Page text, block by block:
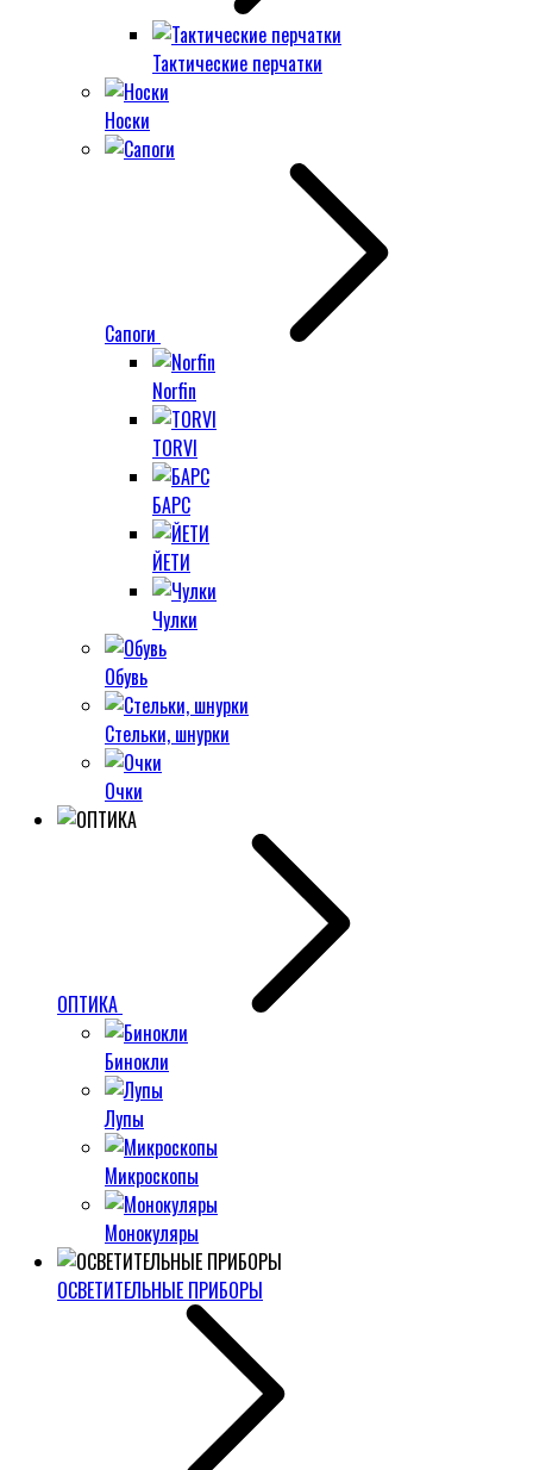
Тактические перчатки
Носки
Сапоги
Norfin
TORVI
БАРС
ЙЕТИ
Чулки
Обувь
Стельки, шнурки
Очки
ОПТИКА
Бинокли
Лупы
Микроскопы
Монокуляры
ОСВЕТИТЕЛЬНЫЕ ПРИБОРЫ